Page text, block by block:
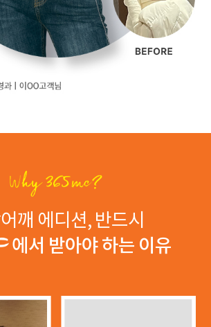
깨 에디션, 반드시
에서 받아야 하는 이유